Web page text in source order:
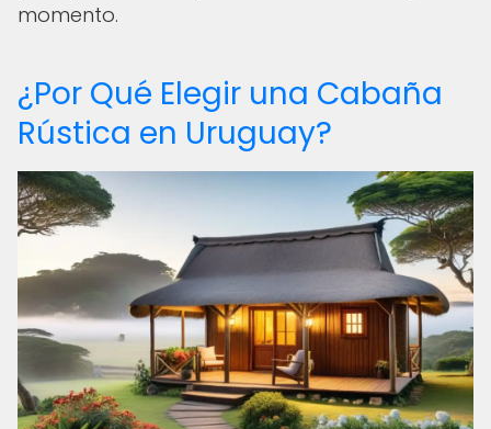
momento.
¿Por Qué Elegir una Cabaña
Rústica en Uruguay?